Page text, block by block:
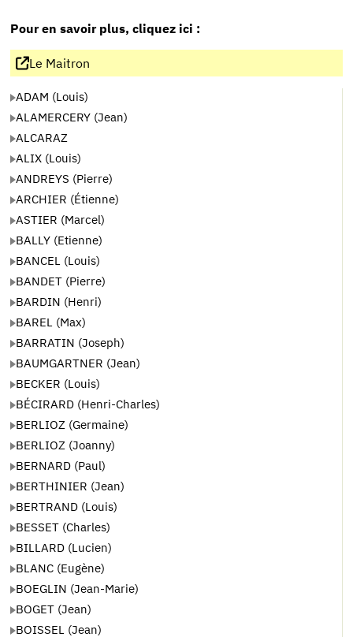
Pour en savoir plus, cliquez ici :
Le Maitron
ADAM (Louis)
ALAMERCERY (Jean)
ALCARAZ
ALIX (Louis)
ANDREYS (Pierre)
ARCHIER (Étienne)
ASTIER (Marcel)
BALLY (Etienne)
BANCEL (Louis)
BANDET (Pierre)
BARDIN (Henri)
BAREL (Max)
BARRATIN (Joseph)
BAUMGARTNER (Jean)
BECKER (Louis)
BÉCIRARD (Henri-Charles)
BERLIOZ (Germaine)
BERLIOZ (Joanny)
BERNARD (Paul)
BERTHINIER (Jean)
BERTRAND (Louis)
BESSET (Charles)
BILLARD (Lucien)
BLANC (Eugène)
BOEGLIN (Jean-Marie)
BOGET (Jean)
BOISSEL (Jean)